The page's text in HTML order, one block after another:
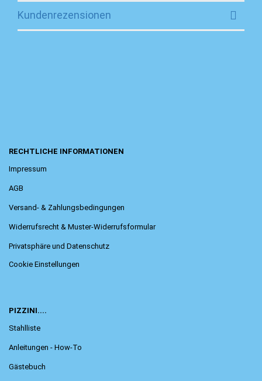
Kundenrezensionen
RECHTLICHE INFORMATIONEN
Impressum
AGB
Versand- & Zahlungsbedingungen
Widerrufsrecht & Muster-Widerrufsformular
Privatsphäre und Datenschutz
Cookie Einstellungen
PIZZINI....
Stahlliste
Anleitungen - How-To
Gästebuch